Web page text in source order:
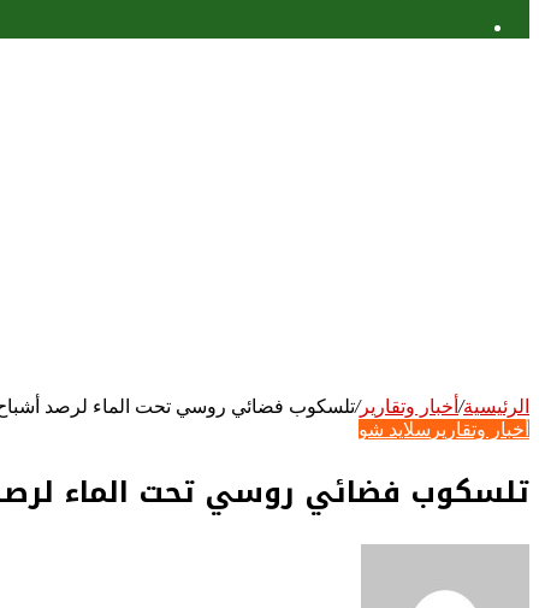
الرئيسية/ أخبار وتقارير/تلسكوب فضائي روسي تحت الماء لرصد
أخبار وتقارير سلايد شو
تلسكوب فضائي روسي تحت الماء